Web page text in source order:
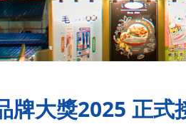
牌大獎2025 正式